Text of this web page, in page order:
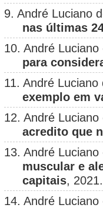
9. André Luciano
nas últimas
10. André
para
11. André
exemplo em
12. André
acredito que
13. André
muscular e
capitais, 2021.
14. André